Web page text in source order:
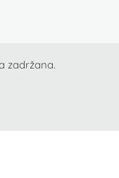
zadržana.